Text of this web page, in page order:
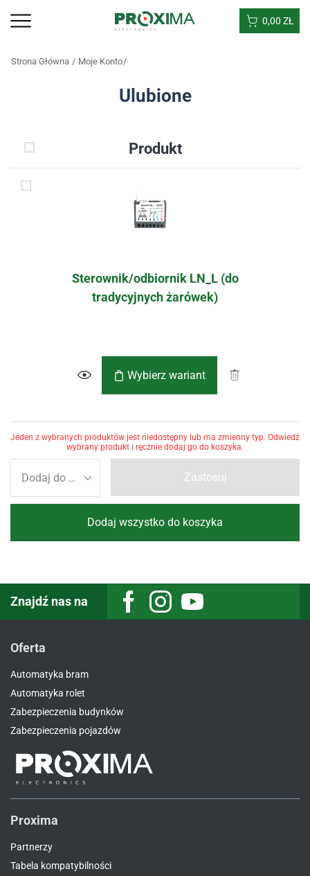
0,00 ZŁ
Strona Główna Moje Konto
Ulubione
Produkt
Sterownik/odbiornik LN_L (do
tradycyjnych żarówek)
Wybierz wariant
Jeden z wybranych produktów jest niedostępny lub ma zmienny typ. Odwiedź
wybrany produkt i ręcznie dodaj go do koszyka.
Zastosuj
Dodaj wszystko do koszyka
Znajdź nas na
Oferta
Automatyka bram
Automatyka rolet
Zabezpieczenia budynków
Zabezpieczenia pojazdów
Proxima
Partnerzy
Tabela kompatybilności